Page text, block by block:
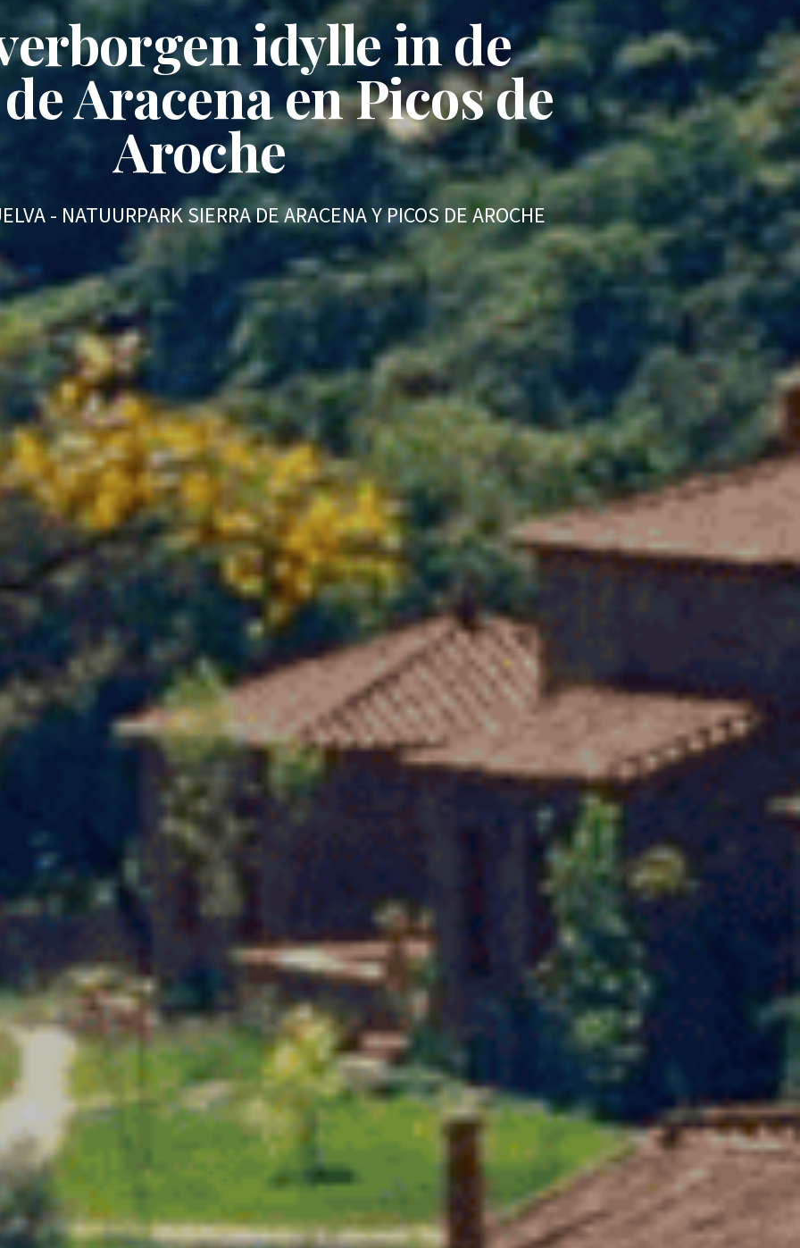
idylle in de
Aracena en Picos de
Aroche
- NATUURPARK SIERRA DE ARACENA Y PICOS DE AROCHE